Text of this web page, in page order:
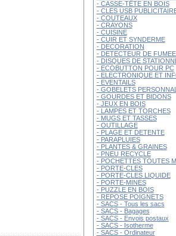
- CASSE-TÊTE EN BOIS
- CLES USB
- COUTEAUX
- CRAYONS
- CUISINE
- CUIR ET SYNDERME
- DECORATION
- DETECTEUR DE
- DISQUES DE
- ECOBUTTON POUR PC
- ELECTRONIQUE ET
- EVENTAILS
- GOBELETS
- GOURDES ET BIDONS
- JEUX EN BOIS
- LAMPES ET TORCHES
- MUGS ET TASSES
- OUTILLAGE
- PLAGE ET DETENTE
- PARAPLUIES
- PLANTES & GRAINES
- PNEU RECYCLE
- POCHETTES TOUTES
- PORTE-CLES
- PORTE-CLES LIQUIDE
- PORTE-MINES
- PUZZLE EN BOIS
- REPOSE POIGNETS
- SACS - Tous les sacs
- SACS - Bagages
- SACS - Envois postaux
- SACS - Isotherme
- SACS - Ordinateur